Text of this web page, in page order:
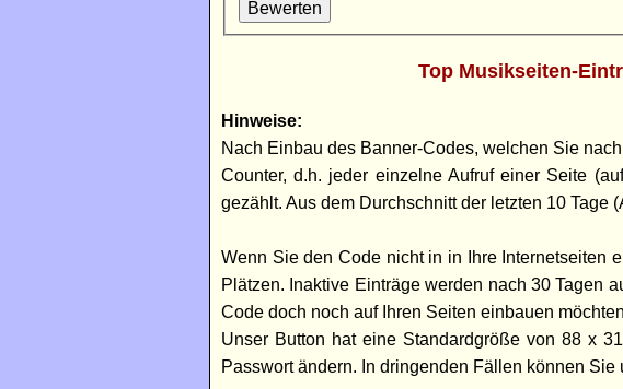
Top Musikseiten-
Hinweise:
Nach Einbau des Banner-Codes, welchen Sie
Counter, d.h. jeder einzelne Aufruf einer Seite
gezählt. Aus dem Durchschnitt der letzten 10 Tage
Wenn Sie den Code nicht in in Ihre Internetseiten
Plätzen. Inaktive Einträge werden nach 30 Tagen
Code doch noch auf Ihren Seiten einbauen
Unser Button hat eine Standardgröße von 88 x
Passwort ändern. In dringenden Fällen können Sie